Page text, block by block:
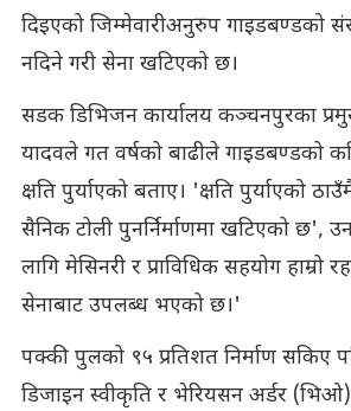
दिइएको जिम्मेवारीअनुरुप गाइडबण्डको
नदिने गरी सेना खटिएको छ।
सडक डिभिजन कार्यालय कञ्चनपुरका
यादवले गत वर्षको बाढीले गाइडबण्डको
क्षति पुर्याएको बताए। 'क्षति पुर्याएको
सैनिक टोली पुनर्निर्माणमा खटिएको छ',
लागि मेसिनरी र प्राविधिक सहयोग हाम्रो
सेनाबाट उपलब्ध भएको छ।'
पक्की पुलको ९५ प्रतिशत निर्माण सकिए
डिजाइन स्वीकृति र भेरियसन अर्डर